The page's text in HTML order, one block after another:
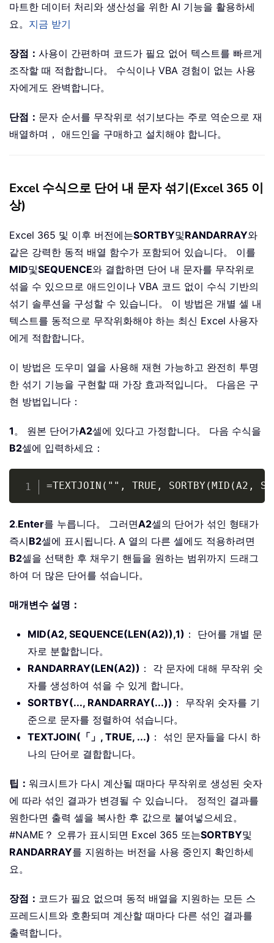
마트한 데이터 처리와 생산성을 위한 AI 기능을 활용하세
요。 지금 받기
장점： 사용이 간편하며 코드가 필요 없어 텍스트를 빠르게
조작할 때 적합합니다。 수식이나 VBA 경험이 없는 사용
자에게도 완벽합니다。
단점： 문자 순서를 무작위로 섞기보다는 주로 역순으로 재
배열하며， 애드인을 구매하고 설치해야 합니다。
Excel 수식으로 단어 내 문자 섞기(Excel 365 이
상)
Excel 365 및 이후 버전에는SORTBY및RANDARRAY와
같은 강력한 동적 배열 함수가 포함되어 있습니다。 이를
MID및SEQUENCE와 결합하면 단어 내 문자를 무작위로
섞을 수 있으므로 애드인이나 VBA 코드 없이 수식 기반의
섞기 솔루션을 구성할 수 있습니다。 이 방법은 개별 셀 내
텍스트를 동적으로 무작위화해야 하는 최신 Excel 사용자
에게 적합합니다。
이 방법은 도우미 열을 사용해 재현 가능하고 완전히 투명
한 섞기 기능을 구현할 때 가장 효과적입니다。 다음은 구
현 방법입니다：
1。 원본 단어가A2셀에 있다고 가정합니다。 다음 수식을
B2셀에 입력하세요：
=TEXTJOIN("", TRUE, SORTBY(MID(A2,
Copy
2.Enter를 누릅니다。 그러면A2셀의 단어가 섞인 형태가
즉시B2셀에 표시됩니다. A 열의 다른 셀에도 적용하려면
B2셀을 선택한 후 채우기 핸들을 원하는 범위까지 드래그
하여 더 많은 단어를 섞습니다。
매개변수 설명：
MID(A2, SEQUENCE(LEN(A2)),1) ： 단어를 개별 문
자로 분할합니다。
RANDARRAY(LEN(A2)) ： 각 문자에 대해 무작위 숫
자를 생성하여 섞을 수 있게 합니다。
SORTBY(..., RANDARRAY(...)) ： 무작위 숫자를 기
준으로 문자를 정렬하여 섞습니다。
TEXTJOIN(「」, TRUE, ...) ： 섞인 문자들을 다시 하
나의 단어로 결합합니다。
팁： 워크시트가 다시 계산될 때마다 무작위로 생성된 숫자
에 따라 섞인 결과가 변경될 수 있습니다。 정적인 결과를
원한다면 출력 셀을 복사한 후 값으로 붙여넣으세요。
#NAME？ 오류가 표시되면 Excel 365 또는SORTBY및
RANDARRAY를 지원하는 버전을 사용 중인지 확인하세
요。
장점： 코드가 필요 없으며 동적 배열을 지원하는 모든 스
프레드시트와 호환되며 계산할 때마다 다른 섞인 결과를
출력합니다。